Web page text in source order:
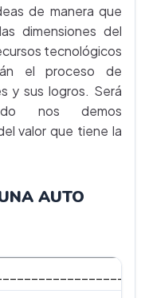
de manera que
dimensiones del
tecnológicos
el proceso de
y sus logros. Será
nos demos
valor que tiene la
AUTO